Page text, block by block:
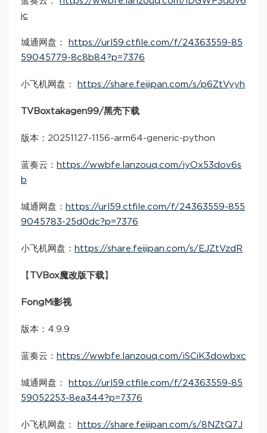
jc
城通网盘：
https://url59.ctfile.com/f/24363559-85
59045779-8c8b84?p=7376
小飞机网盘： https://share.feijipan.com/s/p6ZtVyyh
TVBoxtakagen99/黑壳下载
版本：20251127-1156-arm64-generic-python
蓝奏云： https://wwbfe.lanzouq.com/iyOx53dov6s
b
城通网盘： https://url59.ctfile.com/f/24363559-855
9045783-25d0dc?p=7376
小飞机网盘： https://share.feijipan.com/s/EJZtVzdR
【 TVBox魔改版下载 】
FongMi影视
版本：4.9.9
蓝奏云： https://wwbfe.lanzouq.com/iSCiK3dowbxc
城通网盘：
https://url59.ctfile.com/f/24363559-85
59052253-8ea344?p=7376
小飞机网盘：
https://share.feijipan.com/s/8NZtQ7J